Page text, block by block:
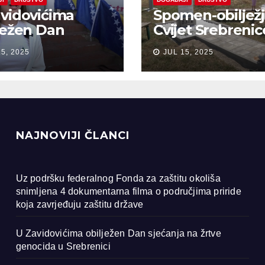
Dan
na žrtve
u
2025
Spomen-
Cvijet
Bobarama
JUL 15, 2025
NAJNOVIJI ČLANCI
Uz podršku federalnog Fonda za zaštitu okoliša
snimljena 4 dokumentarna filma o područjima priride
koja zavrjeđuju zaštitu države
U Zavidovićima obilježen Dan sjećanja na žrtve
genocida u Srebrenici